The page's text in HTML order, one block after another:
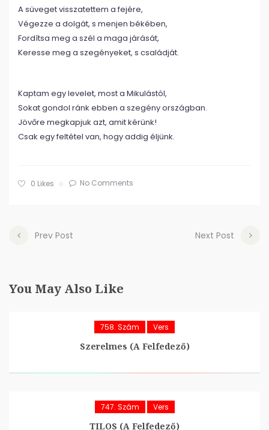
A süveget visszatettem a fejére,
Végezze a dolgát, s menjen békében,
Fordítsa meg a szél a maga járását,
Keresse meg a szegényeket, s családját.
Kaptam egy levelet, most a Mikulástól,
Sokat gondol ránk ebben a szegény országban.
Jövőre megkapjuk azt, amit kérünk!
Csak egy feltétel van, hogy addig éljünk.
0 Likes No Comments
Prev Post Next Post
You May Also Like
758. Szám Vers
Szerelmes (A Felfedező)
747. Szám Vers
TILOS (A Felfedező)